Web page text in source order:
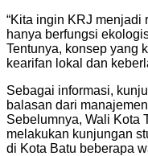
“Kita ingin KRJ menjadi
hanya berfungsi
Tentunya, konsep yang
kearifan lokal dan
Sebagai informasi,
balasan dari
Sebelumnya, Wali Kota
melakukan kunjungan
di Kota Batu beberapa